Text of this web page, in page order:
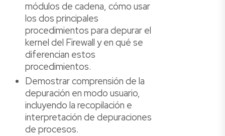
módulos de cadena, cómo usar
los dos principales
procedimientos para depurar el
kernel del Firewall y en qué se
diferencian estos
procedimientos.
Demostrar comprensión de la
depuración en modo usuario,
incluyendo la recopilación e
interpretación de depuraciones
de procesos.